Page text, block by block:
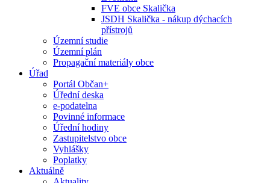
FVE obce Skalička
JSDH Skalička - nákup dýchacích
přístrojů
Územní studie
Územní plán
Propagační materiály obce
Úřad
Portál Občan+
Úřední deska
e-podatelna
Povinné informace
Úřední hodiny
Zastupitelstvo obce
Vyhlášky
Poplatky
Aktuálně